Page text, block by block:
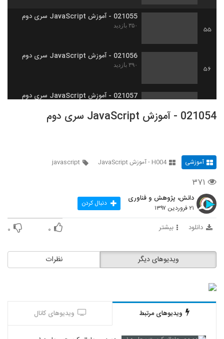
55
021055 - آموزش JavaScript سری دوم
۳۵۰ بازدید
56
021056 - آموزش JavaScript سری دوم
۳۹۰ بازدید
021057 - آموزش JavaScript سری دوم
60
61
021061 - آموزش JavaScript سری دوم
۴۶۸ بازدید
021063 - آموزش JavaScript سری سوم
021054 - آموزش JavaScript سری دوم
آموزشی H004 - آموزش JavaScript javascript
۳۷۱
دانش، پژوهش و فناوری
۲۱ فروردین ۱۳۹۷ دنبال کردن
دانلود بیشتر ۰ ۰
نظرات ویدیوهای دیگر
ویدیوهای مرتبط ویدیوهای کانال